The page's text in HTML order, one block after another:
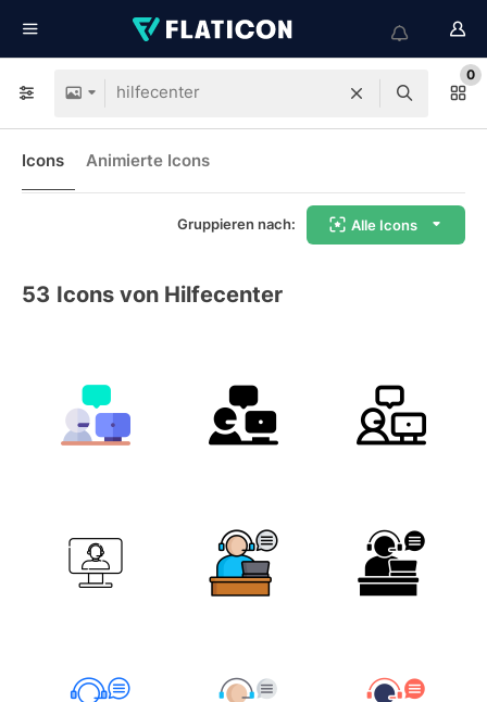
0
Icons Animierte Icons
Gruppieren nach: Alle Icons
53 Icons von Hilfecenter